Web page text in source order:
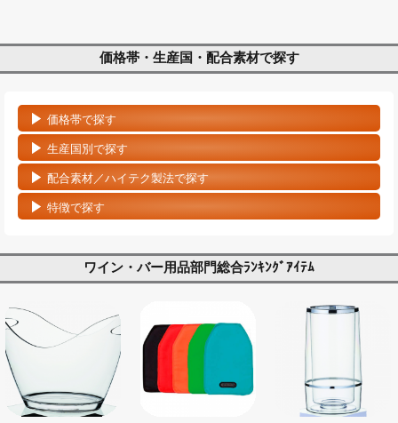
価格帯・生産国・配合素材で探す
価格帯で探す
生産国別で探す
配合素材／ハイテク製法で探す
特徴で探す
ワイン・バー用品部門総合ﾗﾝｷﾝｸﾞｱｲﾃﾑ